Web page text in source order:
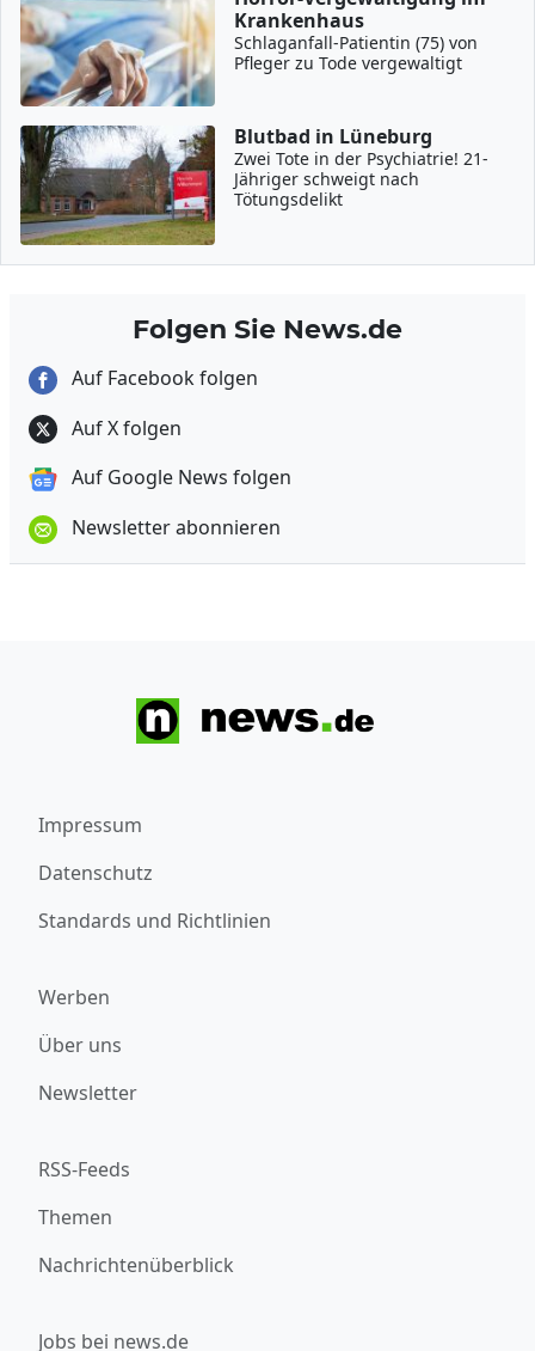
Krankenhaus
Schlaganfall-Patientin (75) von
Pfleger zu Tode vergewaltigt
Blutbad in Lüneburg
Zwei Tote in der Psychiatrie! 21-
Jähriger schweigt nach
Tötungsdelikt
Folgen Sie News.de
Auf Facebook folgen
Auf X folgen
Auf Google News folgen
Newsletter abonnieren
Impressum
Datenschutz
Standards und Richtlinien
Werben
Über uns
Newsletter
RSS-Feeds
Themen
Nachrichtenüberblick
Jobs bei news.de